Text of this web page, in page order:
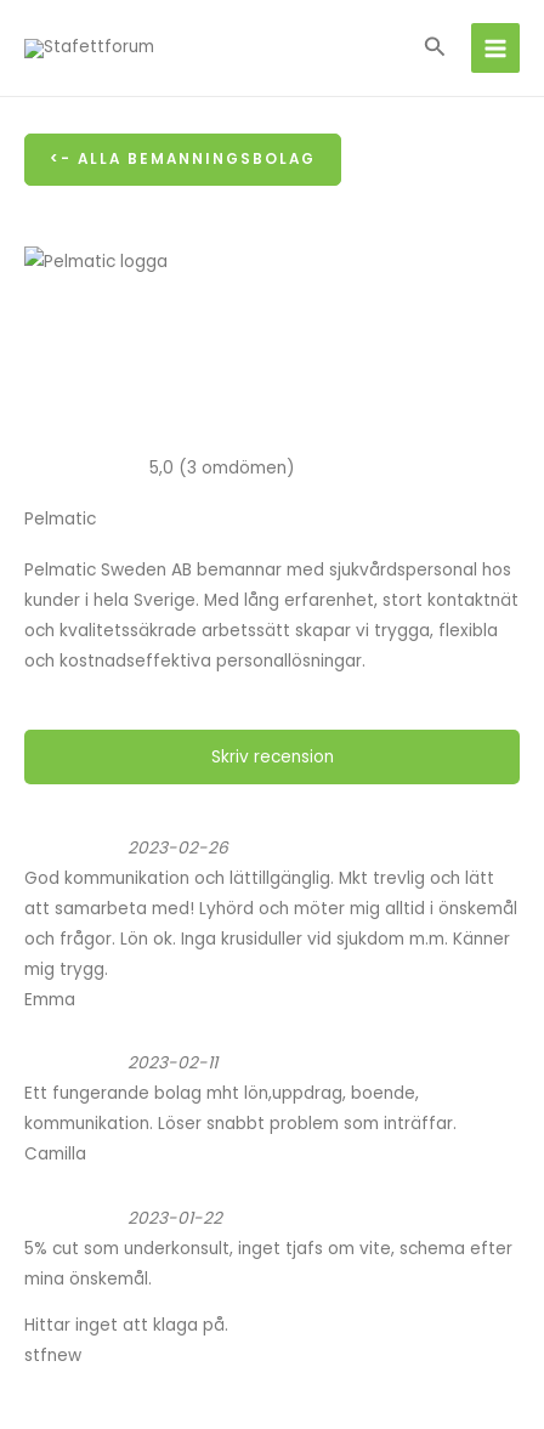
Sök
<- ALLA BEMANNINGSBOLAG
5,0 (3 omdömen)
Pelmatic
Pelmatic Sweden AB bemannar med sjukvårdspersonal hos
kunder i hela Sverige. Med lång erfarenhet, stort kontaktnät
och kvalitetssäkrade arbetssätt skapar vi trygga, flexibla
och kostnadseffektiva personallösningar.
Skriv recension
2023-02-26
God kommunikation och lättillgänglig. Mkt trevlig och lätt
att samarbeta med! Lyhörd och möter mig alltid i önskemål
och frågor. Lön ok. Inga krusiduller vid sjukdom m.m. Känner
mig trygg.
Emma
2023-02-11
Ett fungerande bolag mht lön,uppdrag, boende,
kommunikation. Löser snabbt problem som inträffar.
Camilla
2023-01-22
5% cut som underkonsult, inget tjafs om vite, schema efter
mina önskemål.
Hittar inget att klaga på.
stfnew